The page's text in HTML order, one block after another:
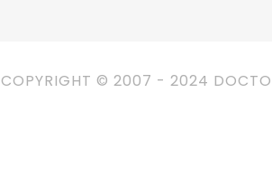
COPYRIGHT © 2007 - 2024